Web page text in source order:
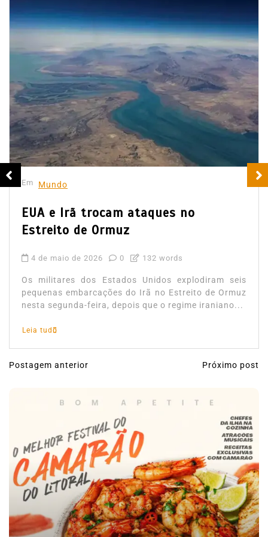
Em Mundo
EUA e Irã trocam ataques no
Estreito de Ormuz
4 de maio de 2026 0 132 words
Os militares dos Estados Unidos explodiram seis
pequenas embarcações do Irã no Estreito de Ormuz
nesta segunda-feira, depois que o regime iraniano...
Leia tudo
N
g
a
ç
o
Postagem anterior Próximo post